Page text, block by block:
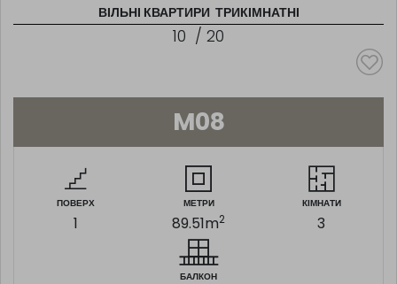
ВІЛЬНІ КВАРТИРИ ТРИКІМНАТНІ
10 / 20
M08
ПОВЕРХ
1
МЕТРИ
89.51m2
КІМНАТИ
3
БАЛКОН